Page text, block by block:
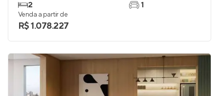
2 1
Venda a partir de
R$ 1.078.227